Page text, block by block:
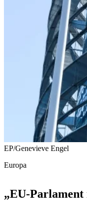
EP/Genevieve Engel
Europa
„EU-